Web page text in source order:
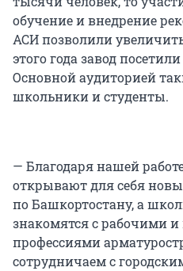
обучение и внедрение
АСИ позволили
этого года завод
Основной аудиторией
школьники и студенты.
— Благодаря нашей
открывают для себя
по Башкортостану, а
знакомятся с рабочими
профессиями
сотрудничаем с